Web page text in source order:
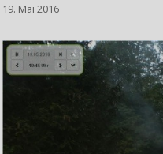
19. Mai 2016